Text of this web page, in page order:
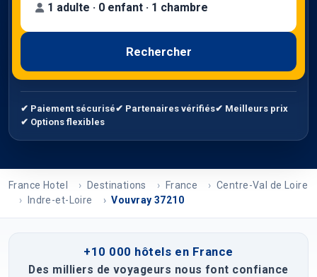
1 adulte · 0 enfant · 1 chambre
Rechercher
✔ Paiement sécurisé✔ Partenaires vérifiés✔ Meilleurs prix
✔ Options flexibles
France Hotel Destinations France
Centre-Val de Loire
Indre-et-Loire
Vouvray 37210
+10 000 hôtels en France
Des milliers de voyageurs nous font confiance